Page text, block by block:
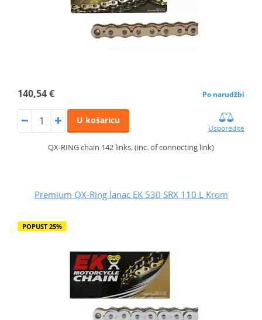
140,54 € Po narudžbi
U košaricu
Usporedite
QX-RING chain 142 links, (inc. of connecting link)
Premium QX-Ring lanac EK 530 SRX 110 L Krom
POPUST 25%